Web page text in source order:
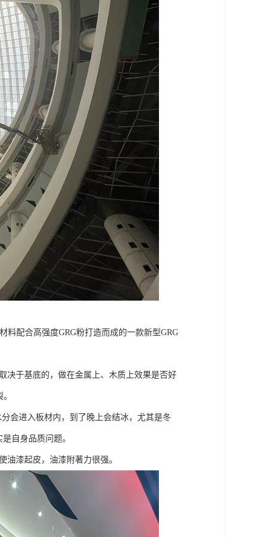
料配合高强度GRG粉打造而成的一款新型GRG
于基底的，做在金属上、木质上效果是否好
会进入板材内，到了晚上会结冰，尤其是冬
自身品质问题。
漆起皮，油漆附著力很强。